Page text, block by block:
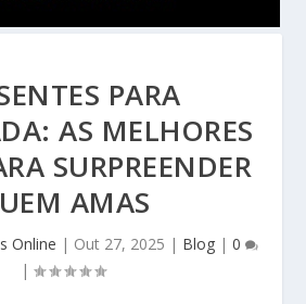
PARA
AS MELHORES
SURPREENDER
AMAS
Online | Out 27, 2025 | Blog| 0
|